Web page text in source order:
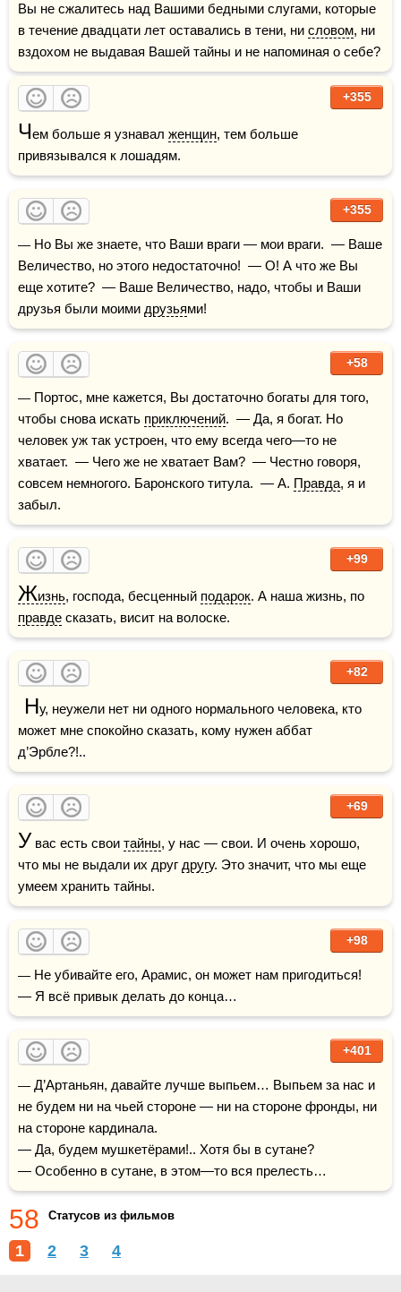
Вы не сжалитесь над Вашими бедными слугами, которые
в течение двадцати лет оставались в тени, ни словом, ни
вздохом не выдавая Вашей тайны и не напоминая о себе?
+355
Чем больше я узнавал женщин, тем больше
привязывался к лошадям.
+355
— Но Вы же знаете, что Ваши враги — мои враги.  — Ваше
Величество, но этого недостаточно!  — О! А что же Вы
еще хотите?  — Ваше Величество, надо, чтобы и Ваши
друзья были моими друзьями!
+58
— Портос, мне кажется, Вы достаточно богаты для того,
чтобы снова искать приключений.  — Да, я богат. Но
человек уж так устроен, что ему всегда чего—то не
хватает.  — Чего же не хватает Вам?  — Честно говоря,
совсем немногого. Баронского титула.  — А. Правда, я и
забыл.
+99
Жизнь, господа, бесценный подарок
правде сказать, висит на волоске.
+82
у, неужели нет ни одного нормального человека, кто
может мне спокойно сказать, кому нужен аббат
д’Эрбле?!..
+69
У вас есть свои тайны, у нас — свои. И очень хорошо,
что мы не выдали их друг другу. Это значит, что мы еще
умеем хранить тайны.
+98
— Не убивайте его, Арамис, он может нам пригодиться!
— Я всё привык делать до конца…
+401
— Д’Артаньян, давайте лучше выпьем… Выпьем за нас и
не будем ни на чьей стороне — ни на стороне фронды, ни
на стороне кардинала.
— Да, будем мушкетёрами!.. Хотя бы в сутане?
— Особенно в сутане, в этом—то вся прелесть…
58 Статусов из фильмов
1 2 3 4